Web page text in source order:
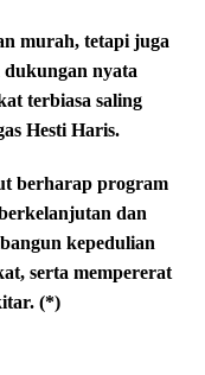
murah, tetapi juga
dukungan nyata
terbiasa saling
Hesti Haris.
berharap program
dan
kepedulian
serta mempererat
(*)